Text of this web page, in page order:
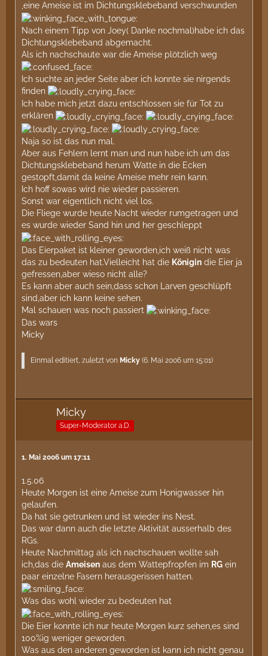
,eine Ameise ist im Dichtungsklebeband verschwunden
Nach einem Tipp von Joey( Danke nochmal)habe ich das
Dichtungsklebeband abgemacht.
Als ich nachschaute war die Ameise plötzlich weg
Ich suchte an jeder Seite aber ich konnte sie nirgends
finden
Ich habe mich jetzt dazu entschlossen sie für Tot zu
erklären
Naja so ist das nun mal.
Aber aus Fehlern lernt man und nun habe ich um das
Dichtungsklebeband herum Watte in die Ecken
gestopft,damit da keine Ameise mehr rein kann.
Ich hoff sowas wird nie wieder passieren.
Sonst war eigentlich nicht viel los.
Die Fliege wurde heute Nacht wieder rumgetragen und
es wurde wieder Sand hin und her geschleppt
Das Eierpaket ist kleiner geworden,ich weiß nicht was
das zu bedeuten hat.Vielleicht hat die Königin die Eier ja
gefressen,aber wieso nicht alle?
Es kann aber auch sein,dass schon Larven geschlüpft
sind,aber ich kann keine sehen.
Mal schauen was noch passiert
Das wars
Micky
Einmal editiert, zuletzt von Micky (6. Mai 2006 um 15:01)
Micky
Super-Moderator a.D.
1. Mai 2006 um 17:11
1.5.06
Heute Morgen ist eine Ameise zum Honigwasser hin
gelaufen.
Da hat sie getrunken und ist wieder ins Nest.
Das war dann auch die letzte Aktivität ausserhalb des
RGs.
Heute Nachmittag als ich nachschauen wollte sah
ich,das die Ameisen aus dem Wattepfropfen im RG ein
paar einzelne Fasern herausgerissen hatten.
Was das wohl wieder zu bedeuten hat
Die Eier konnte ich nur heute Morgen kurz sehen,es sind
100%ig weniger geworden.
Was aus den anderen geworden ist kann ich nicht genau